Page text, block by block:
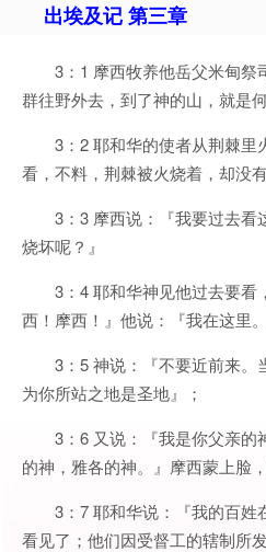
出埃及记 第三章
3：1 摩西牧养他岳父米甸
群往野外去，到了神的山，就是何
3：2 耶和华的使者从荆棘
看，不料，荆棘被火烧着，却没有
3：3 摩西说：『我要过去
烧坏呢？』
3：4 耶和华神见他过去要
西！摩西！』他说：『我在这里。
3：5 神说：『不要近前来。
为你所站之地是圣地』；
3：6 又说：『我是你父亲
的神，雅各的神。』摩西蒙上脸
3：7 耶和华说：『我的百姓
看见了；他们因受督工的辖制所